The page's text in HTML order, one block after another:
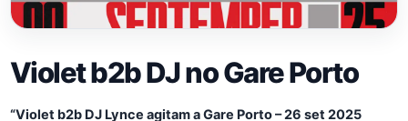
Violet b2b DJ no Gare Porto
“Violet b2b DJ Lynce agitam a Gare Porto – 26 set 2025